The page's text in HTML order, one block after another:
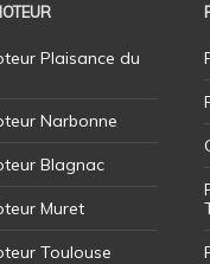
Plaisance du
Narbonne
Blagnac
Muret
Toulouse